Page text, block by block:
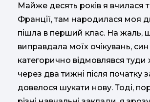
Майже десять років я вчилася
Франції, там народилася моя
пішла в перший клас. На жаль,
виправдала моїх очікувань, син
категорично відмовлявся туди
через два тижні після початку
довелося шукати нову. Тоді,